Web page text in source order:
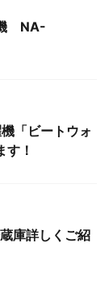
NA-
「ビートウォ
す！
庫詳しくご紹